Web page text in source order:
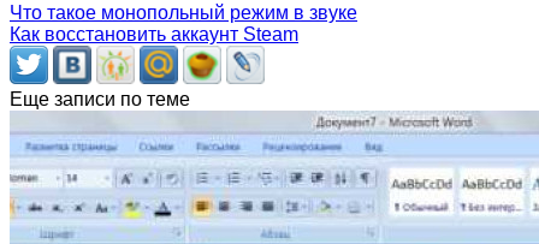
Что такое монопольный режим в звуке
Как восстановить аккаунт Steam
Еще записи по теме